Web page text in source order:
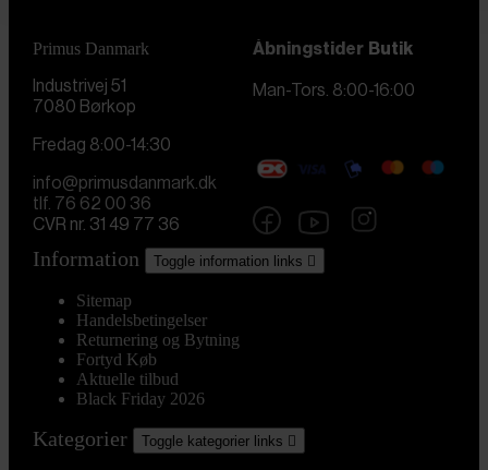
Primus Danmark
Industrivej 51
7080 Børkop
Åbningstider Butik
Man-Tors. 8:00-16:00
Fredag 8:00-14:30
info@primusdanmark.dk
tlf. 76 62 00 36
CVR nr. 31 49 77 36
Information Toggle information links 
Sitemap
Handelsbetingelser
Returnering og Bytning
Fortyd Køb
Aktuelle tilbud
Black Friday 2026
Kategorier Toggle kategorier links 